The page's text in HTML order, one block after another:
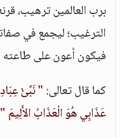
برب العالمين ترهيب،
الترغيب؛ ليجمع في
فيكون أعون على طاعته
كما قال تعالى:" نَبِّئْ
عَذَابِي هُوَ الْعَذَابُ الأَلِيمَ "